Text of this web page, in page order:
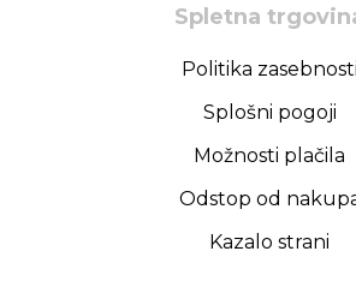
Spletna
Politika zasebnosti
Splošni pogoji
Možnosti plačila
Odstop od
Kazalo strani